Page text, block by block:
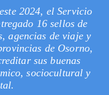
2024, el Servicio
16 sellos de
agencias de viaje y
de Osorno,
sus buenas
sociocultural y